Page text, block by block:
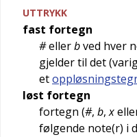
UTTRYKK
fast fortegn
#ellerbved hver
gjelder til det
et
løst fortegn
fortegn (#, b,x
følgende note(r) i